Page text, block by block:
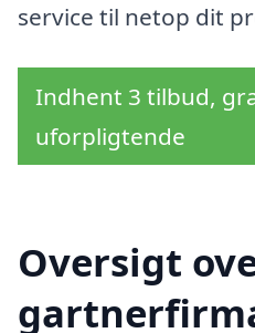
service til netop dit
Indhent 3 tilbud,
uforpligtende
Oversigt